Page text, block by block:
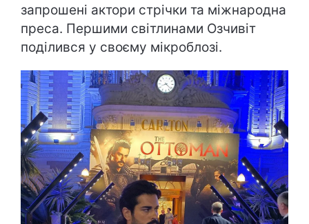
запрошені актори стрічки та міжнародна
преса. Першими світлинами Озчивіт
поділився у своєму мікроблозі.